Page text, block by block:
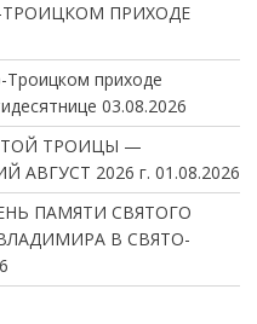
ТРОИЦКОМ ПРИХОДЕ
Троицком приходе
03.08.2026
ТРОИЦЫ —
АВГУСТ 2026 г. 01.08.2026
ПАМЯТИ СВЯТОГО
В СВЯТО-